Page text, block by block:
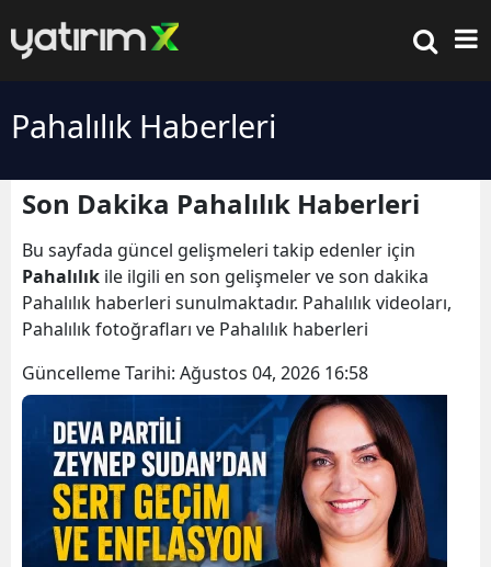
Pahalılık Haberleri
Son Dakika Pahalılık Haberleri
Bu sayfada güncel gelişmeleri takip edenler için
Pahalılık ile ilgili en son gelişmeler ve son dakika
Pahalılık haberleri sunulmaktadır. Pahalılık videoları,
Pahalılık fotoğrafları ve Pahalılık haberleri
Güncelleme Tarihi: Ağustos 04, 2026 16:58